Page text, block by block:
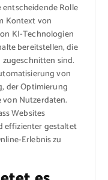
Rolle
Kontext von
KI-Technologien
bereitstellen, die
sind.
von
der Optimierung
Nutzerdaten.
Websites
effizienter gestaltet
Erlebnis zu